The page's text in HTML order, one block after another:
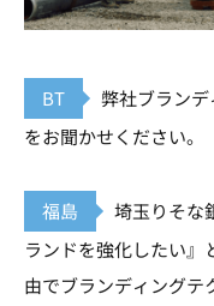
BT
弊社ブラン
をお聞かせください。
福島
埼玉りそな
ランドを強化したい
由でブランディングテ